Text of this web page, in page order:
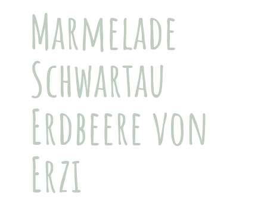
Marmelade
Schwartau
Erdbeere von
Erzi